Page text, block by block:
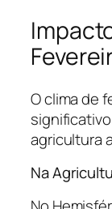
O clima de
agricultura
Na